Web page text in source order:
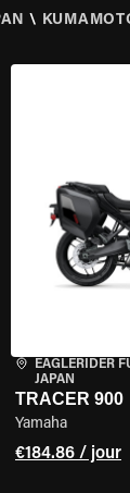
\
LES
EAGLERIDER
JAPAN
TRACER 900
Yamaha
€184.86 / jour